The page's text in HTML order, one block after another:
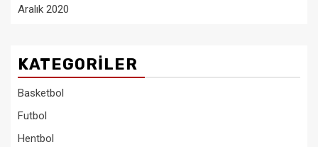
Aralık 2020
KATEGORILER
Basketbol
Futbol
Hentbol